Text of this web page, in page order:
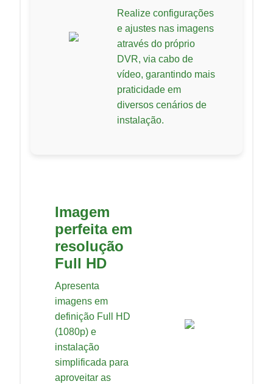
Realize configurações
e ajustes nas imagens
através do próprio
DVR, via cabo de
vídeo, garantindo mais
praticidade em
diversos cenários de
instalação.
Imagem
perfeita em
resolução
Full HD
Apresenta
imagens em
definição Full HD
(1080p) e
instalação
simplificada para
aproveitar as